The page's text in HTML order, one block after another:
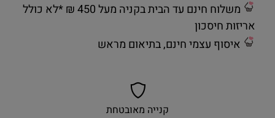
משלוח חינם עד הבית בקניה מעל 450 ₪ *לא כולל
אריזות חיסכון
איסוף עצמי חינם, בתיאום מראש
קנייה מאובטחת